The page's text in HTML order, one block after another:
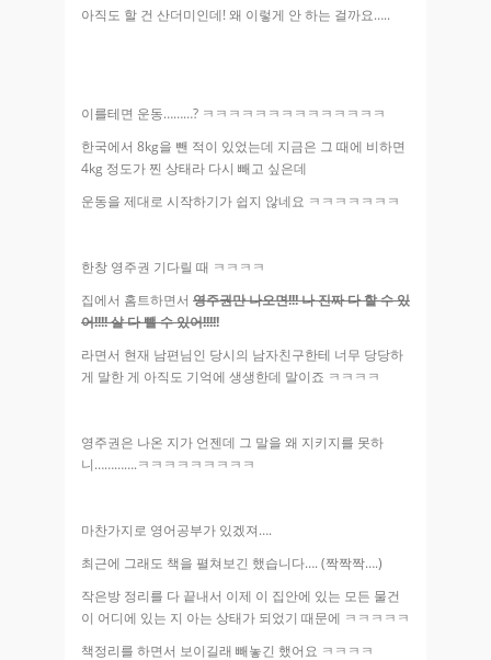
아직도 할 건 산더미인데! 왜 이렇게 안 하는 걸까요…..
이를테면 운동………? ㅋㅋㅋㅋㅋㅋㅋㅋㅋㅋㅋㅋㅋㅋ
한국에서 8kg을 뺀 적이 있었는데 지금은 그 때에 비하면
4kg 정도가 찐 상태라 다시 빼고 싶은데
운동을 제대로 시작하기가 쉽지 않네요 ㅋㅋㅋㅋㅋㅋㅋ
한창 영주권 기다릴 때 ㅋㅋㅋㅋ
집에서 홈트하면서 영주권만 나오면!!! 나 진짜 다 할 수 있
어!!!! 살 다 뺄 수 있어!!!!!
라면서 현재 남편님인 당시의 남자친구한테 너무 당당하
게 말한 게 아직도 기억에 생생한데 말이죠 ㅋㅋㅋㅋ
영주권은 나온 지가 언젠데 그 말을 왜 지키지를 못하
니………….ㅋㅋㅋㅋㅋㅋㅋㅋㅋ
마찬가지로 영어공부가 있겠져….
최근에 그래도 책을 펼쳐보긴 했습니다…. (짝짝짝….)
작은방 정리를 다 끝내서 이제 이 집안에 있는 모든 물건
이 어디에 있는 지 아는 상태가 되었기 때문에 ㅋㅋㅋㅋㅋ
책정리를 하면서 보이길래 빼놓긴 했어요 ㅋㅋㅋㅋ